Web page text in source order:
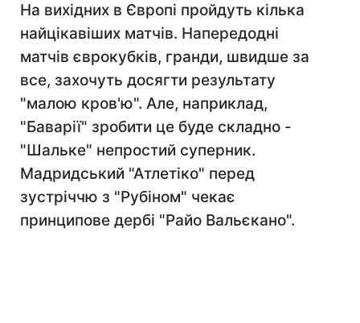
На вихідних в Європі пройдуть кілька
найцікавіших матчів. Напередодні
матчів єврокубків, гранди, швидше за
все, захочуть досягти результату
"малою кров'ю". Але, наприклад,
"Баварії" зробити це буде складно -
"Шальке" непростий суперник.
Мадридський "Атлетіко" перед
зустріччю з "Рубіном" чекає
принципове дербі "Райо Вальєкано".